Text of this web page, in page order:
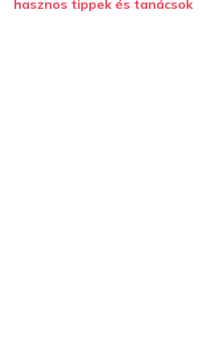
hasznos tippek és tanácsok